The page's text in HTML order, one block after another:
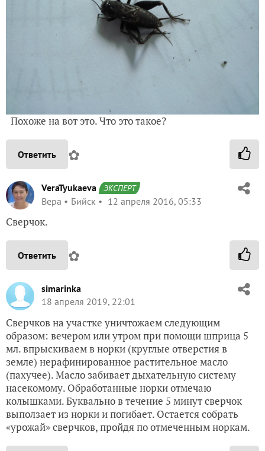
Похоже на вот это. Что это такое?
Ответить ✿
VeraTyukaeva ЭКСПЕРТ
Вера Бийск 12 апреля 2016, 05:33
Сверчок.
Ответить ✿
simarinka
18 апреля 2019, 22:01
Сверчков на участке уничтожаем следующим
образом: вечером или утром при помощи шприца 5
мл. впрыскиваем в норки (круглые отверстия в
земле) нерафинированное растительное масло
(пахучее). Масло забивает дыхательную систему
насекомому. Обработанные норки отмечаю
колышками. Буквально в течение 5 минут сверчок
выползает из норки и погибает. Остается собрать
«урожай» сверчков, пройдя по отмеченным норкам.